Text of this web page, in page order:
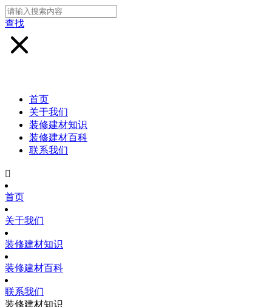
查找
首页
关于我们
装修建材知识
装修建材百科
联系我们

首页
关于我们
装修建材知识
装修建材百科
联系我们
装修建材知识